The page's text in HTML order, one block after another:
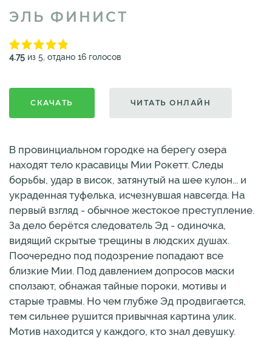
ЭЛЬ ФИНИСТ
4.75 из 5, отдано 16 голосов
СКАЧАТЬ ЧИТАТЬ ОНЛАЙН
В провинциальном городке на берегу озера
находят тело красавицы Мии Рокетт. Следы
борьбы, удар в висок, затянутый на шее кулон... и
украденная туфелька, исчезнувшая навсегда. На
первый взгляд - обычное жестокое преступление.
За дело берётся следователь Эд - одиночка,
видящий скрытые трещины в людских душах.
Поочередно под подозрение попадают все
близкие Мии. Под давлением допросов маски
сползают, обнажая тайные пороки, мотивы и
старые травмы. Но чем глубже Эд продвигается,
тем сильнее рушится привычная картина улик.
Мотив находится у каждого, кто знал девушку.